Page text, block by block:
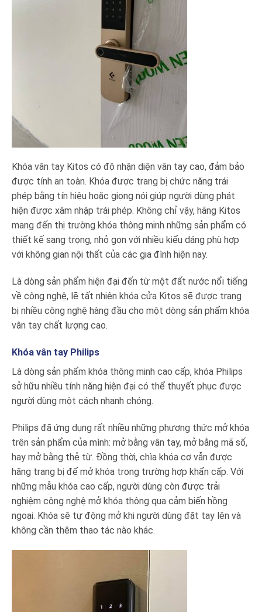
Khóa vân tay Kitos có độ nhận diện vân tay cao, đảm bảo
được tính an toàn. Khóa được trang bị chức năng trái
phép bằng tín hiệu hoặc giọng nói giúp người dùng phát
hiện được xâm nhập trái phép. Không chỉ vậy, hãng Kitos
mang đến thị trường khóa thông minh những sản phẩm có
thiết kế sang trọng, nhỏ gọn với nhiều kiểu dáng phù hợp
với không gian nội thất của các gia đình hiện nay.
Là dòng sản phẩm hiện đại đến từ một đất nước nổi tiếng
về công nghệ, lẽ tất nhiên khóa cửa Kitos sẽ được trang
bị nhiều công nghệ hàng đầu cho một dòng sản phẩm khóa
vân tay chất lượng cao.
Khóa vân tay Philips
Là dòng sản phẩm khóa thông minh cao cấp, khóa Philips
sở hữu nhiều tính năng hiện đại có thể thuyết phục được
người dùng một cách nhanh chóng.
Philips đã ứng dụng rất nhiều những phương thức mở khóa
trên sản phẩm của mình: mở bằng vân tay, mở bằng mã số,
hay mở bằng thẻ từ. Đồng thời, chìa khóa cơ vẫn được
hãng trang bị để mở khóa trong trường hợp khẩn cấp. Với
những mẫu khóa cao cấp, người dùng còn được trải
nghiệm công nghệ mở khóa thông qua cảm biến hồng
ngoại. Khóa sẽ tự động mở khi người dùng đặt tay lên và
không cần thêm thao tác nào khác.